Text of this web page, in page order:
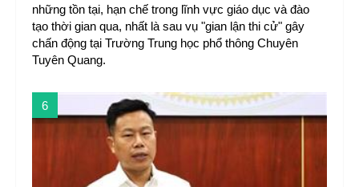
những tồn tại, hạn chế trong lĩnh vực giáo dục và đào
tạo thời gian qua, nhất là sau vụ "gian lận thi cử" gây
chấn động tại Trường Trung học phổ thông Chuyên
Tuyên Quang.
6